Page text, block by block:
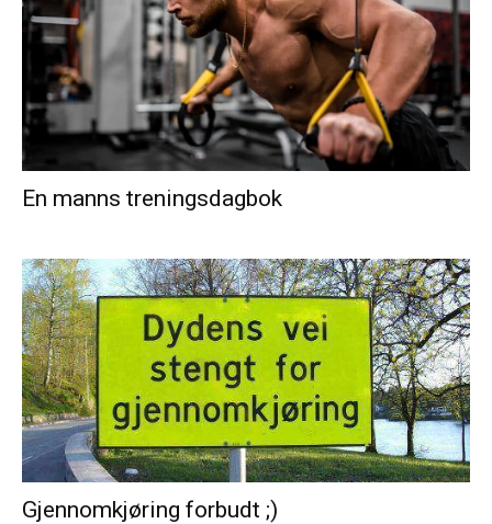
En manns treningsdagbok
Gjennomkjøring forbudt ;)